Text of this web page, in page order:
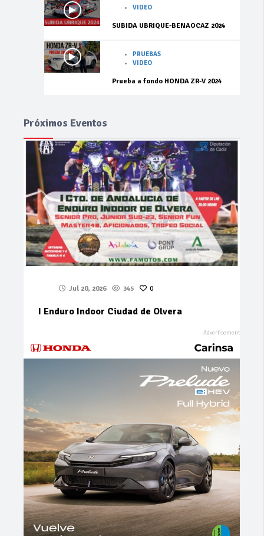
VIDEO
SUBIDA UBRIQUE-BENAOCAZ 2024
PRUEBAS
VIDEO
Prueba a fondo HONDA ZR-V 2024
Próximos Eventos
Jul 20, 2026 345 0
I Enduro Indoor Ciudad de Olvera